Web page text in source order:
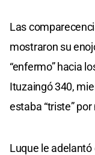
Las
mostraron su
“enfermo” hacia
Ituzaingó 340,
estaba “triste”
Luque le adelantó